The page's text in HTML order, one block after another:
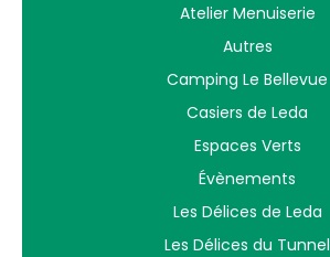
Atelier Menuiserie
Autres
Camping Le Bellevue
Casiers de Leda
Espaces Verts
Évènements
Les Délices de Leda
Les Délices du Tunnel